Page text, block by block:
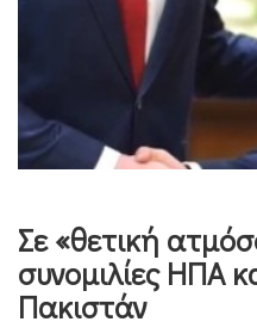
Σε «θετική
συνομιλίες ΗΠΑ
Πακιστάν